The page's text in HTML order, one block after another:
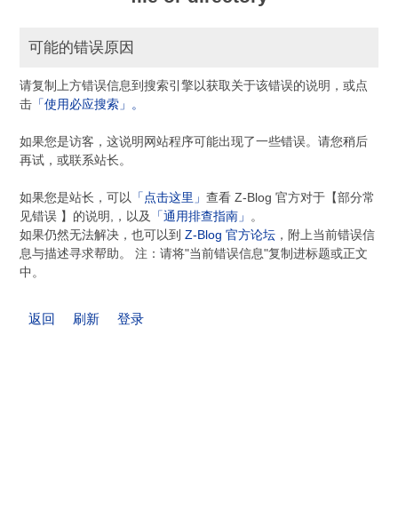
可能的错误原因
请复制上方错误信息到搜索引擎以获取关于该错误的说明，或点
击 「使用必应搜索」。
如果您是访客，这说明网站程序可能出现了一些错误。请您稍后
再试，或联系站长。
如果您是站长，可以 「点击这里」查看 Z-Blog 官方对于【部分常
见错误 】的说明,，以及
「通用排查指南」 。
如果仍然无法解决，也可以到Z-Blog 官方论坛 ，附上当前错误信
息与描述寻求帮助。 注：请将"当前错误信息"复制进标题或正文
中。
返回 刷新 登录